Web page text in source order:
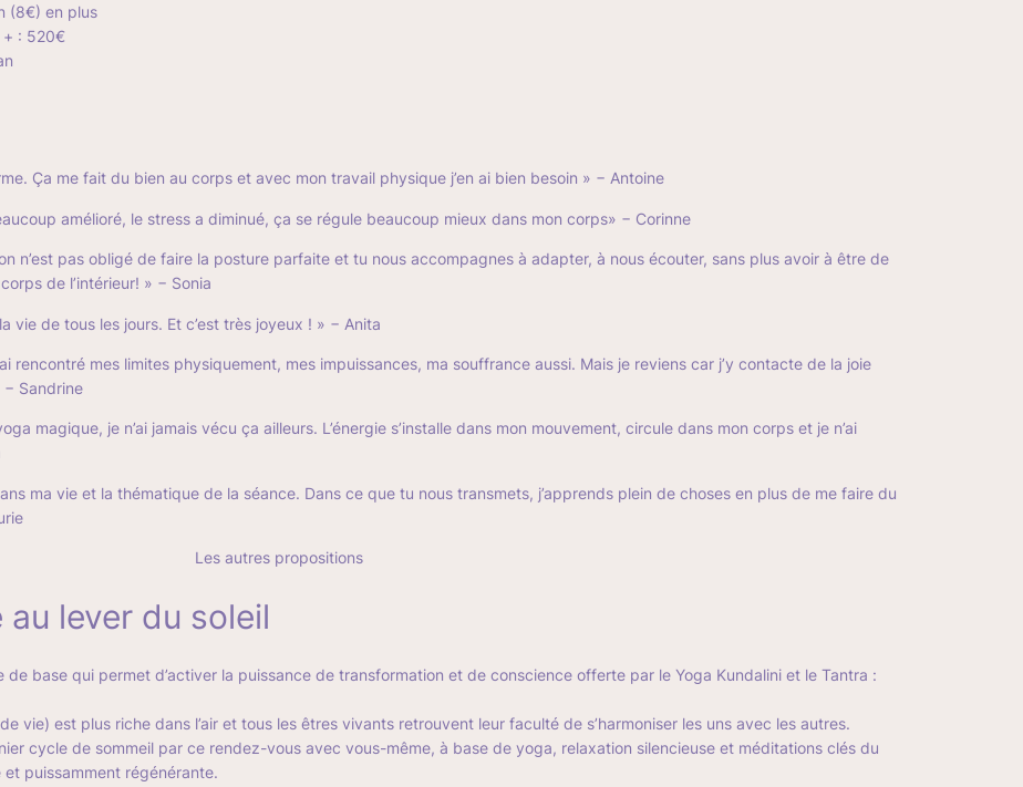
(8€) en plus
+ : 520€
Ça me fait du bien au corps et avec mon travail physique j’en ai bien besoin » − Antoine
amélioré, le stress a diminué, ça se régule beaucoup mieux dans mon corps» − Corinne
n’est pas obligé de faire la posture parfaite et tu nous accompagnes à adapter, à nous écouter, sans plus avoir à être de
de l’intérieur! » − Sonia
vie de tous les jours. Et c’est très joyeux ! » − Anita
rencontré mes limites physiquement, mes impuissances, ma souffrance aussi. Mais je reviens car j’y contacte de la joie
− Sandrine
magique, je n’ai jamais vécu ça ailleurs. L’énergie s’installe dans mon mouvement, circule dans mon corps et je n’ai
ma vie et la thématique de la séance. Dans ce que tu nous transmets, j’apprends plein de choses en plus de me faire du
Les autres propositions
lever du soleil
base qui permet d’activer la puissance de transformation et de conscience offerte par le Yoga Kundalini et le Tantra :
vie) est plus riche dans l’air et tous les êtres vivants retrouvent leur faculté de s’harmoniser les uns avec les autres.
cycle de sommeil par ce rendez-vous avec vous-même, à base de yoga, relaxation silencieuse et méditations clés du
puissamment régénérante.